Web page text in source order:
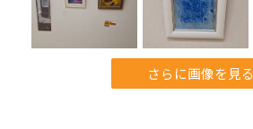
さらに画像を見る